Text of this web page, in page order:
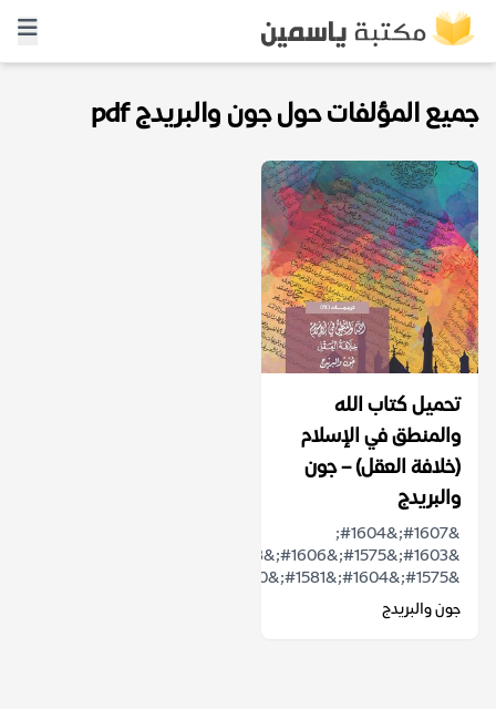
جميع المؤلفات حول جون والبريدج pdf
تحميل كتاب الله
والمنطق في الإسلام
(خلافة العقل) – جون
والبريدج
&#1607;&#1604;
&#1575;&#1604;&#1581;&#1590;&#1575;&...
جون والبريدج